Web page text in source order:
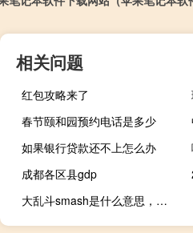
相关问题
红包攻略来了
春节颐和园预约电话是多少
如果银行贷款还不上怎么办
成都各区县gdp
大乱斗smash是什么意思，网上smash是什么梗什么梗